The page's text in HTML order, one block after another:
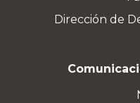
Dirección de